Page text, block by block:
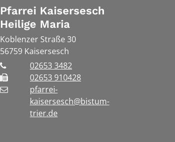
Pfarrei Kaisersesch
Heilige Maria
Koblenzer Straße 30
56759 Kaisersesch
02653 3482
02653 910428
pfarrei-
kaisersesch@bistum-
trier.de